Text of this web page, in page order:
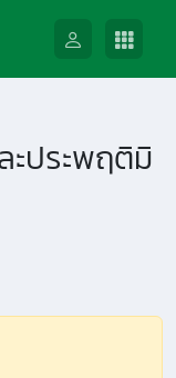
ะประพฤติมิ